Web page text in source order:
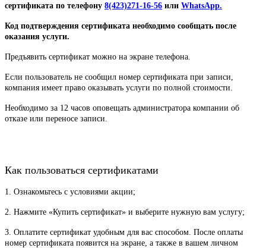
сертификата по телефону 8(423)271-16-56 или WhatsApp.
Код подтверждения сертификата необходимо сообщать после
оказания услуги.
Предъявить сертификат можно на экране телефона.
Если пользователь не сообщил номер сертификата при записи,
компания имеет право оказывать услуги по полной стоимости.
Необходимо за 12 часов оповещать администратора компании об
отказе или переносе записи.
Как пользоваться сертификатами
1. Ознакомьтесь с условиями акции;
2. Нажмите «Купить сертификат» и выберите нужную вам услугу;
3. Оплатите сертификат удобным для вас способом. После оплаты
номер сертификата появится на экране, а также в вашем личном